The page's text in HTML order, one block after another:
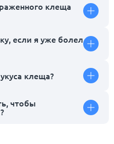
клеща
если я уже болел
клеща?
чтобы